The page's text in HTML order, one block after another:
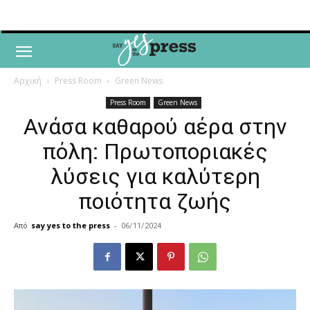
Αρχική Press Room Green News
Press Room Green News
Ανάσα καθαρού αέρα στην
πόλη: Πρωτοποριακές
λύσεις για καλύτερη
ποιότητα ζωής
Από say yes to the press - 06/11/2024